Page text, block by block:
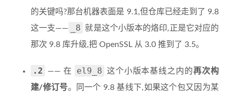
的关键吗?那台机器表面是 9.1,但仓库已经走到了 9.8
这一支——
_8
就是这个小版本的烙印,正是它对应的
那次 9.8 库升级,把 OpenSSL 从 3.0 推到了 3.5。
.2 —— 在 el9_8 这个小版本基线之内的再次构
建/修订号。同一个 9.8 基线下,如果这个包又因为某